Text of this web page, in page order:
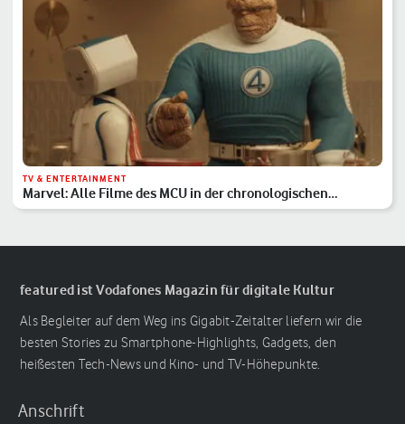
TV & ENTERTAINMENT
Marvel: Alle Filme des MCU in der chronologischen
Reihenfolge
featured ist Vodafones Magazin für digitale Kultur
Als Begleiter auf dem Weg ins Gigabit-Zeitalter liefern wir die
besten Stories zu Smartphone-Highlights, Gadgets, den
heißesten Tech-News und Kino- und TV-Höhepunkte.
Anschrift